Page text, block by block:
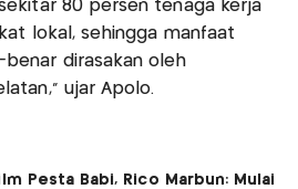
80 persen tenaga kerja
lokal, sehingga manfaat
dirasakan oleh
ujar Apolo.
Pesta Babi, Rico Marbun: Mulai